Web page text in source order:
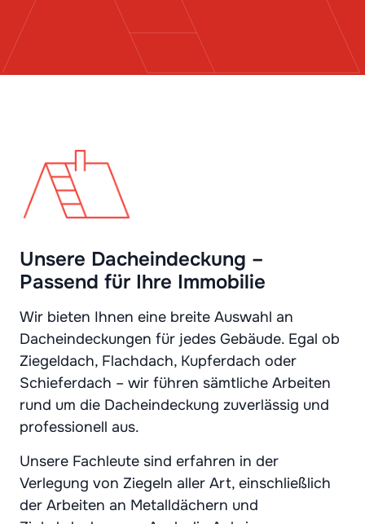
Unsere Dacheindeckung –
Passend für Ihre Immobilie
Wir bieten Ihnen eine breite Auswahl an
Dacheindeckungen für jedes Gebäude. Egal ob
Ziegeldach, Flachdach, Kupferdach oder
Schieferdach – wir führen sämtliche Arbeiten
rund um die Dacheindeckung zuverlässig und
professionell aus.
Unsere Fachleute sind erfahren in der
Verlegung von Ziegeln aller Art, einschließlich
der Arbeiten an Metalldächern und